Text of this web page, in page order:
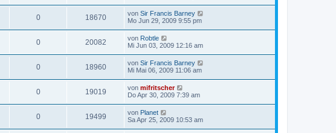
0 18670 von Sir Francis Barney
Mo Jun 29, 2009 9:55 pm
0 20082 von Robtle
Mi Jun 03, 2009 12:16 am
0 18960 von Sir Francis Barney
Mi Mai 06, 2009 11:06 am
0 19019 von mifritscher
Do Apr 30, 2009 7:39 am
0 19499 von Planet
Sa Apr 25, 2009 10:53 am